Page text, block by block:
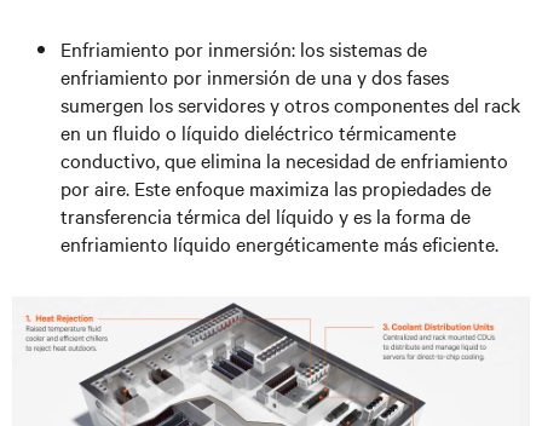
Enfriamiento por inmersión: los sistemas de
enfriamiento por inmersión de una y dos fases
sumergen los servidores y otros componentes del rack
en un fluido o líquido dieléctrico térmicamente
conductivo, que elimina la necesidad de enfriamiento
por aire. Este enfoque maximiza las propiedades de
transferencia térmica del líquido y es la forma de
enfriamiento líquido energéticamente más eficiente.